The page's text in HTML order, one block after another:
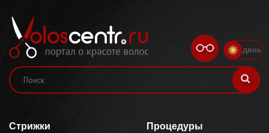
день
Стрижки Процедуры